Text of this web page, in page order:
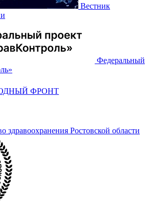
Вестник
Федеральный
ФРОНТ
здравоохранения Ростовской области